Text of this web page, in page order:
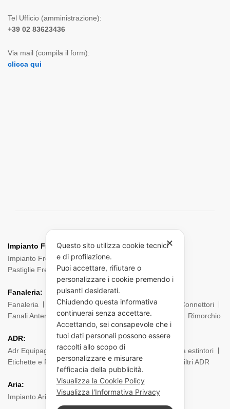
Tel Ufficio (amministrazione):
+39 02 83623436
Via mail (compila il form):
clicca qui
Impianto Frenante:
Impianto Frenante Camion
Dischi Freno Camion
Pastiglie Freni
Pinze Freni Sensori
Fanaleria:
Fanaleria
Fendinebbia Posteriore Laterale
Connettori
Fanali Anteriori
Indicatori di direzione Ingombro Rimorchio
ADR:
Adr Equipaggiamento
Borsa ADR
Estintori e Porta estintori
Etichette e Pannelli
Filtri Maschere Maschere e Filtri ADR
Aria:
Impianto Aria
Torpress e Diapress Tubi – Spirali
✕
Questo sito utilizza cookie tecnici
e di profilazione.
Puoi accettare, rifiutare o
personalizzare i cookie premendo i
pulsanti desiderati.
Chiudendo questa informativa
continuerai senza accettare.
Accettando, sei consapevole che i
tuoi dati personali possono essere
raccolti allo scopo di
personalizzare e misurare
l'efficacia della pubblicità.
Visualizza la Cookie Policy
Visualizza l'Informativa Privacy